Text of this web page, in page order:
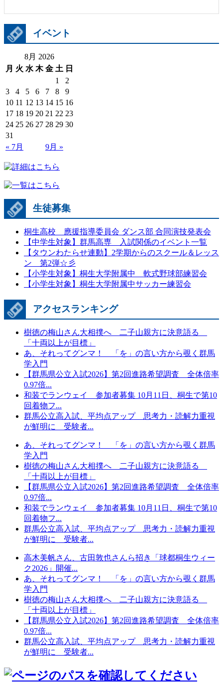
イベント
8月 2026
月 火 水 木 金 土 日
1
2
3
4 5 6 7 8
9
10 11 12 13 14 15 16
17 18 19 20 21 22 23
24 25 26 27 28 29 30
31
« 7月
9月 »
生徒募集
桐生高校 應援指導委員会 ダンス部 合同演技発表会
【中学生対象】群馬高専 入試関係のイベント一覧
【タウンわたらせ連動】2学期からのスクール＆レッス
ン 第2弾☆彡
【小学生対象】桐生大学附属中 軟式野球部練習会
【小学生対象】桐生大学附属中サッカー練習会
アクセスランキング
樹徳の梅山さん大相撲へ 二子山親方に決意語る
「十両以上が目標」
あ、それってグンマ！ 「を」の言い方から覗く群馬
学入門
【群馬県公立入試2026】第2回進路希望調査 全体倍率
0.97倍...
和装でランウェイ 参加者募集 10月11日、桐生で第10
回着物フ...
群馬公立高入試、平均点アップ 思考力・読解力重視
が鮮明に 受験者...
あ、それってグンマ！ 「を」の言い方から覗く群馬
学入門
樹徳の梅山さん大相撲へ 二子山親方に決意語る
「十両以上が目標」
【群馬県公立入試2026】第2回進路希望調査 全体倍率
0.97倍...
和装でランウェイ 参加者募集 10月11日、桐生で第10
回着物フ...
群馬公立高入試、平均点アップ 思考力・読解力重視
が鮮明に 受験者...
高木美帆さん、古田敦也さんら招き「球都桐生ウィー
ク2026」開催...
あ、それってグンマ！ 「を」の言い方から覗く群馬
学入門
樹徳の梅山さん大相撲へ 二子山親方に決意語る
「十両以上が目標」
【群馬県公立入試2026】第2回進路希望調査 全体倍率
0.97倍...
群馬公立高入試、平均点アップ 思考力・読解力重視
が鮮明に 受験者...